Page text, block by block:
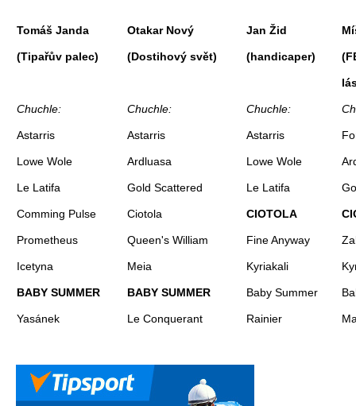
Tomáš Janda
(Tipařův palec)
Chuchle:
Astarris
Lowe Wole
Le Latifa
Comming Pulse
Prometheus
Icetyna
BABY SUMMER
Yasánek
Otakar Nový
(Dostihový svět)
Chuchle:
Astarris
Ardluasa
Gold Scattered
Ciotola
Queen's William
Meia
BABY SUMMER
Le Conquerant
Jan Žid
(handicaper)
Chuchle:
Astarris
Lowe Wole
Le Latifa
CIOTOLA
Fine Anyway
Kyriakali
Baby Summer
Rainier